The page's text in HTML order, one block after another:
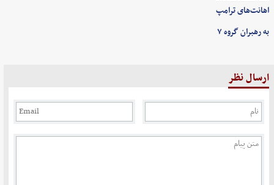
اهانت‌های ترامپ
به رهبران گروه ۷
ارسال نظر